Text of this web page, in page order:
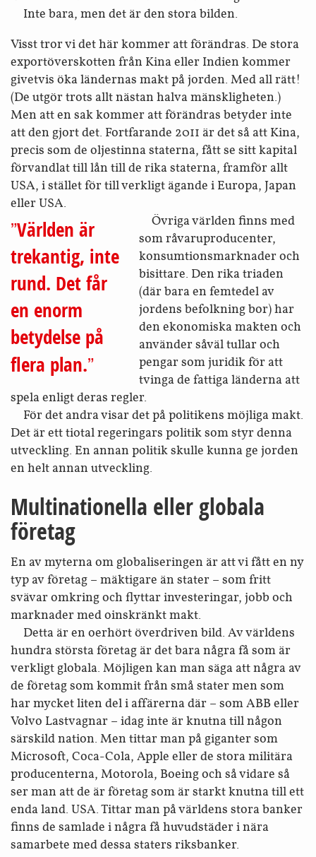
Inte bara, men det är den stora bilden.
Visst tror vi det här kommer att förändras. De stora
exportöverskotten från Kina eller Indien kommer
givetvis öka ländernas makt på jorden. Med all rätt!
(De utgör trots allt nästan halva mänskligheten.)
Men att en sak kommer att förändras betyder inte
att den gjort det. Fortfarande 2011 är det så att Kina,
precis som de oljestinna staterna, fått se sitt kapital
förvandlat till lån till de rika staterna, framför allt
USA, i stället för till verkligt ägande i Europa, Japan
eller USA.
Världen är
trekantig, inte
rund. Det får
en enorm
betydelse på
flera plan.
Övriga världen finns med
som råvaru­producenter,
konsumtions­marknader och
bisittare. Den rika triaden
(där bara en femtedel av
jordens befolkning bor) har
den ekonomiska makten och
använder såväl tullar och
pengar som juridik för att
tvinga de fattiga länderna att
spela enligt deras regler.
För det andra visar det på politikens möjliga makt.
Det är ett tiotal regeringars politik som styr denna
utveckling. En annan politik skulle kunna ge jorden
en helt annan utveckling.
Multinationella eller globala
företag
En av myterna om globaliseringen är att vi fått en ny
typ av företag – mäktigare än stater – som fritt
svävar omkring och flyttar investeringar, jobb och
marknader med oinskränkt makt.
Detta är en oerhört överdriven bild. Av världens
hundra största företag är det bara några få som är
verkligt globala. Möjligen kan man säga att några av
de företag som kommit från små stater men som
har mycket liten del i affärerna där – som ABB eller
Volvo Lastvagnar – idag inte är knutna till någon
särskild nation. Men tittar man på giganter som
Microsoft, Coca-Cola, Apple eller de stora militära
producenterna, Motorola, Boeing och så vidare så
ser man att de är företag som är starkt knutna till ett
enda land. USA. Tittar man på världens stora banker
finns de samlade i några få huvudstäder i nära
samarbete med dessa staters riksbanker.